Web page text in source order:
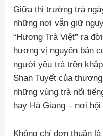
Giữa thị trường trà
những nơi vẫn giữ
“Hương Trà Việt” ra
hương vị nguyên bản
người yêu trà trên
Shan Tuyết của
những vùng trà nổi
hay Hà Giang – nơi
Không chỉ đơn thuần